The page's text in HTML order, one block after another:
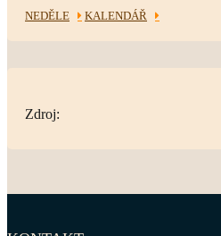
NEDĚLE
KALENDÁŘ
Zdroj: